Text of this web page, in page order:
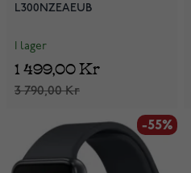
L300NZEAEUB
I lager
3 790,00 Kr
1 499,00 Kr
-55%